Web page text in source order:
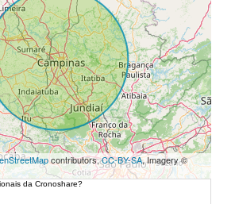
contributors,CC-BY-SA, Imagery ©
da Cronoshare?